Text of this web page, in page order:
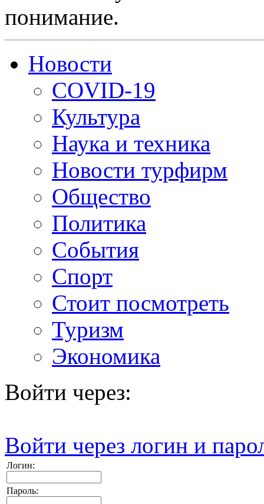
понимание.
Новости
COVID-19
Культура
Наука и техника
Новости турфирм
Общество
Политика
События
Спорт
Стоит посмотреть
Туризм
Экономика
Войти через:
Войти через логин и
Логин:
Пароль: